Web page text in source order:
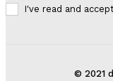
I've read and
© 2021